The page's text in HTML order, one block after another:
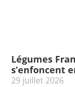
Légumes
s’enfoncent
29 juillet 2026